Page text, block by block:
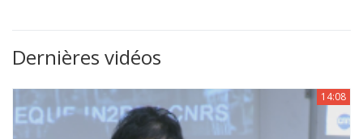
Dernières vidéos
14:08